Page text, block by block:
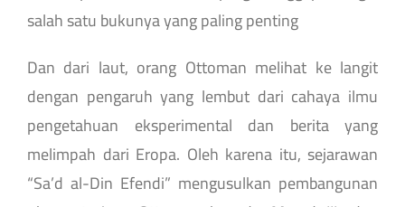
salah satu bukunya yang paling penting
Dan dari laut, orang Ottoman melihat ke langit
dengan pengaruh yang lembut dari cahaya ilmu
pengetahuan eksperimental dan berita yang
melimpah dari Eropa. Oleh karena itu, sejarawan
“Sa’d al-Din Efendi” mengusulkan pembangunan